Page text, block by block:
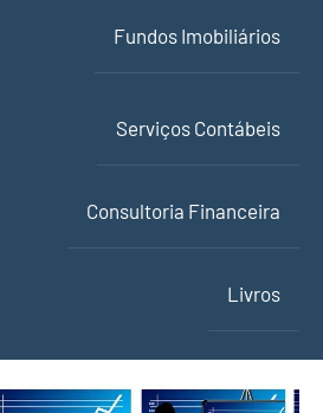
Fundos Imobiliários
Serviços Contábeis
Consultoria Financeira
Livros